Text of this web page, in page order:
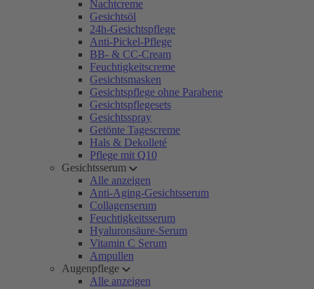
Nachtcreme
Gesichtsöl
24h-Gesichtspflege
Anti-Pickel-Pflege
BB- & CC-Cream
Feuchtigkeitscreme
Gesichtsmasken
Gesichtspflege ohne Parabene
Gesichtspflegesets
Gesichtsspray
Getönte Tagescreme
Hals & Dekolleté
Pflege mit Q10
Gesichtsserum
Alle anzeigen
Anti-Aging-Gesichtsserum
Collagenserum
Feuchtigkeitsserum
Hyaluronsäure-Serum
Vitamin C Serum
Ampullen
Augenpflege
Alle anzeigen